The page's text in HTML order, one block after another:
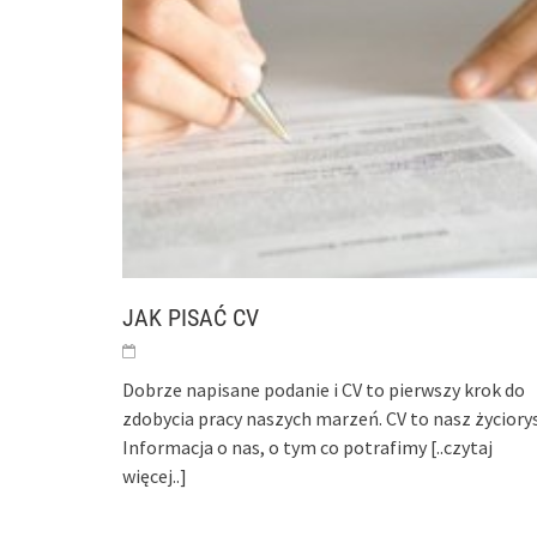
JAK PISAĆ CV
Dobrze napisane podanie i CV to pierwszy krok do
zdobycia pracy naszych marzeń. CV to nasz
Informacja o nas, o tym co potrafimy [..czytaj
więcej..]